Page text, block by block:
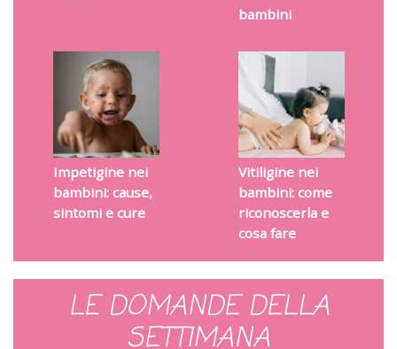
bambini
Impetigine nei
bambini: cause,
sintomi e cure
Vitiligine nei
bambini: come
riconoscerla e
cosa fare
LE DOMANDE DELLA
SETTIMANA